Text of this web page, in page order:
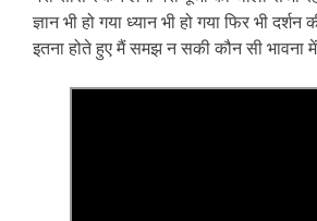
ज्ञान भी हो गया ध्यान भी हो गया फिर भी
इतना होते हुए मैं समझ न सकी कौन सी भावना